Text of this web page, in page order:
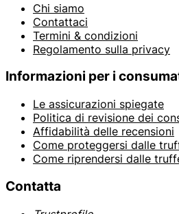
Chi siamo
Contattaci
Termini & condizioni
Regolamento sulla privacy
Informazioni per i
Le assicurazioni spiegate
Politica di revisione dei
Affidabilità delle recensioni
Come proteggersi dalle
Come riprendersi dalle
Contatta